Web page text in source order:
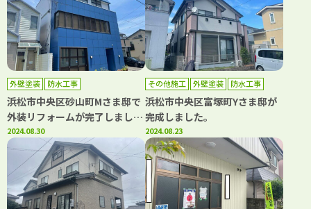
外壁塗装 防水工事
浜松市中央区砂山町Mさま邸で
外装リフォームが完了しまし
た。
2024.08.30
その他施工 外壁塗装 防水工事
浜松市中央区富塚町Yさま邸が
完成しました。
2024.08.23